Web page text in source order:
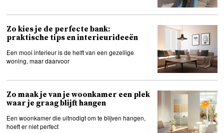
Zo kies je de perfecte bank:
praktische tips en interieurideeën
Een mooi interieur is de helft van een gezellige
woning, maar daarvoor
Zo maak je van je woonkamer een plek
waar je graag blijft hangen
Een woonkamer die uitnodigt om te blijven hangen,
hoeft er niet perfect